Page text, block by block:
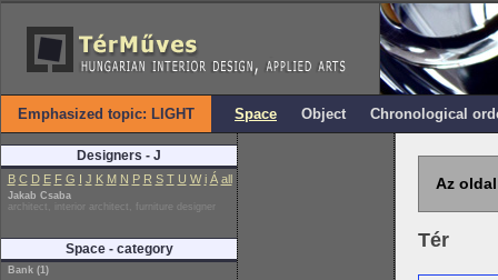
Emphasized topic: LIGHT Space Object Chronological
Designers - J
B C D E F G I J K M N P R S T U W i Á all
Jakab Csaba
architect, interior architect, furniture designer
Space - category
Bank (1)
Az
Tér